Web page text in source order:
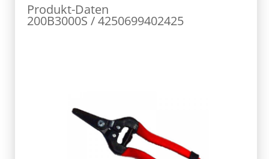
Produkt-Daten
200B3000S / 4250699402425